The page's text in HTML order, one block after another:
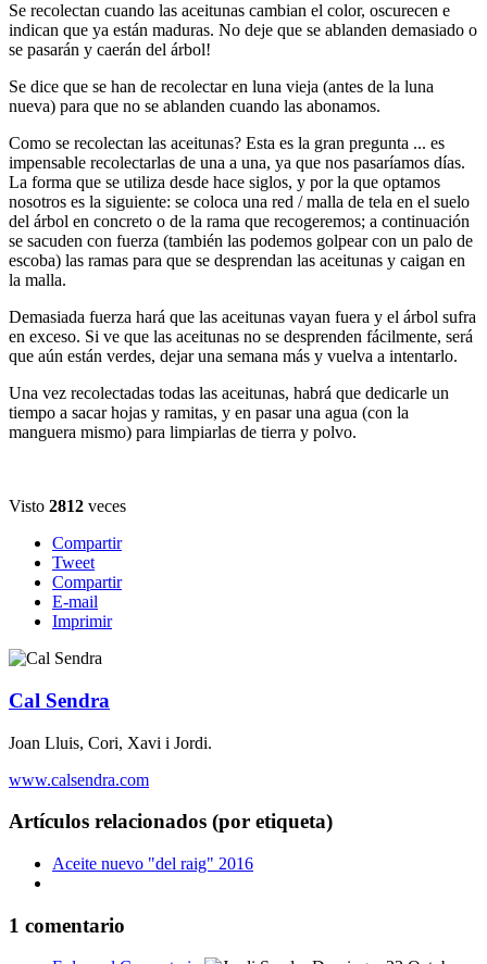
Se recolectan cuando las aceitunas cambian el color, oscurecen e
indican que ya están maduras. No deje que se ablanden demasiado o
se pasarán y caerán del árbol!
Se dice que se han de recolectar en luna vieja (antes de la luna
nueva) para que no se ablanden cuando las abonamos.
Como se recolectan las aceitunas? Esta es la gran pregunta ... es
impensable recolectarlas de una a una, ya que nos pasaríamos días.
La forma que se utiliza desde hace siglos, y por la que optamos
nosotros es la siguiente: se coloca una red / malla de tela en el suelo
del árbol en concreto o de la rama que recogeremos; a continuación
se sacuden con fuerza (también las podemos golpear con un palo de
escoba) las ramas para que se desprendan las aceitunas y caigan en
la malla.
Demasiada fuerza hará que las aceitunas vayan fuera y el árbol sufra
en exceso. Si ve que las aceitunas no se desprenden fácilmente, será
que aún están verdes, dejar una semana más y vuelva a intentarlo.
Una vez recolectadas todas las aceitunas, habrá que dedicarle un
tiempo a sacar hojas y ramitas, y en pasar una agua (con la
manguera mismo) para limpiarlas de tierra y polvo.
Visto 2812 veces
Compartir
Tweet
Compartir
E-mail
Imprimir
Cal Sendra
Joan Lluis, Cori, Xavi i Jordi.
www.calsendra.com
Artículos relacionados (por etiqueta)
Aceite nuevo "del raig" 2016
1 comentario